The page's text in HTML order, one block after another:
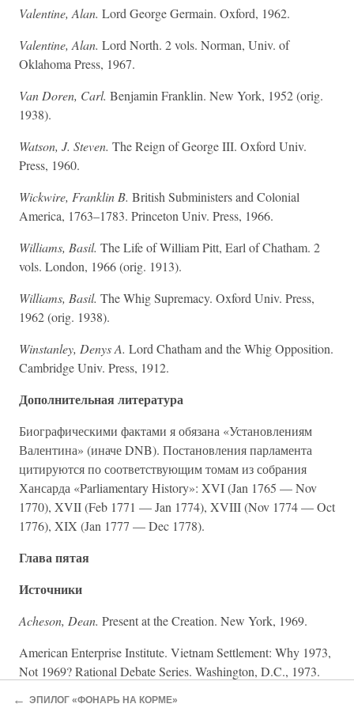
Valentine, Alan. Lord George Germain. Oxford, 1962.
Valentine, Alan. Lord North. 2 vols. Norman, Univ. of
Oklahoma Press, 1967.
Van Doren, Carl. Benjamin Franklin. New York, 1952 (orig.
1938).
Watson, J. Steven. The Reign of George III. Oxford Univ.
Press, 1960.
Wickwire, Franklin B. British Subministers and Colonial
America, 1763–1783. Princeton Univ. Press, 1966.
Williams, Basil. The Life of William Pitt, Earl of Chatham. 2
vols. London, 1966 (orig. 1913).
Williams, Basil. The Whig Supremacy. Oxford Univ. Press,
1962 (orig. 1938).
Winstanley, Denys A. Lord Chatham and the Whig Opposition.
Cambridge Univ. Press, 1912.
Дополнительная литература
Биографическими фактами я обязана «Установлениям
Валентина» (иначе DNB). Постановления парламента
цитируются по соответствующим томам из собрания
Хансарда «Parliamentary History»: XVI (Jan 1765 — Nov
1770), XVII (Feb 1771 — Jan 1774), XVIII (Nov 1774 — Oct
1776), XIX (Jan 1777 — Dec 1778).
Глава пятая
Источники
Acheson, Dean. Present at the Creation. New York, 1969.
American Enterprise Institute. Vietnam Settlement: Why 1973,
Not 1969? Rational Debate Series. Washington, D.C., 1973.
Anderson, Patrick.The President’s Men. New York, 1968.
← ЭПИЛОГ «ФОНАРЬ НА КОРМЕ»